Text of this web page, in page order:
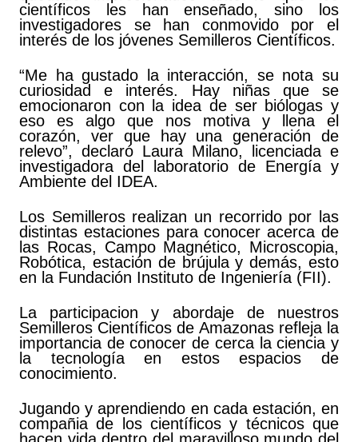
científicos les han enseñado, sino los
investigadores se han conmovido por el
interés de los jóvenes Semilleros Científicos.
“Me ha gustado la interacción, se nota su
curiosidad e interés. Hay niñas que se
emocionaron con la idea de ser biólogas y
eso es algo que nos motiva y llena el
corazón, ver que hay una generación de
relevo”, declaró Laura Milano, licenciada e
investigadora del laboratorio de Energía y
Ambiente del IDEA.
Los Semilleros realizan un recorrido por las
distintas estaciones para conocer acerca de
las Rocas, Campo Magnético, Microscopia,
Robótica, estación de brújula y demás, esto
en la Fundación Instituto de Ingeniería (FII).
La participacion y abordaje de nuestros
Semilleros Científicos de Amazonas refleja la
importancia de conocer de cerca la ciencia y
la tecnología en estos espacios de
conocimiento.
Jugando y aprendiendo en cada estación, en
compañia de los científicos y técnicos que